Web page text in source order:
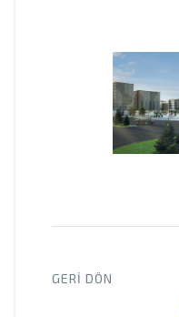
GERI DÖN